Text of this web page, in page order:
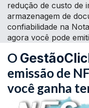
redução de custo de
armazenagem de
confiabilidade na
agora você pode
O
emissão de
você ganha